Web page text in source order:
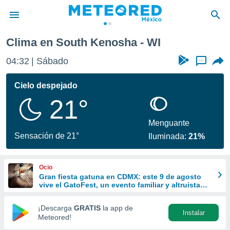
de
ha sido
calidad.
a este
las
y
forma
digital
basada
Clima en South Kenosha - WI
04:32 Sábado ...
Cielo despejado
21°
Sensación de 21°
Menguante
Iluminada:21%
Ocio
Gran fiesta gatuna en CDMX: este 9 de agosto
vive el GatoFest, un evento familiar y altruista
¡Descarga GRATIS la app de
Meteored!
Instalar